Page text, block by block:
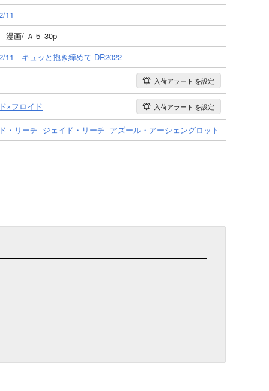
11
漫画/ Ａ５ 30p
11 キュッと抱き締めて DR2022
入荷アラート を設定
×フロイド 入荷アラート を設定
・リーチ ジェイド・リーチ アズール・アーシェングロット